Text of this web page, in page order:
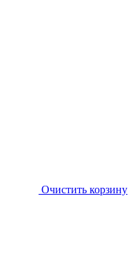
Очистить корзину